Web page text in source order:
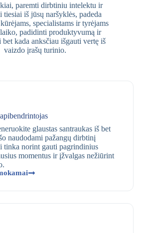
paremti dirbtiniu intelektu ir
tiesiai iš jūsų naršyklės, padeda
specialistams ir tyrėjams
padidinti produktyvumą ir
bet kada anksčiau išgauti vertę iš
vaizdo įrašų turinio.
glaustas santraukas iš bet
naudodami pažangų dirbtinį
tinka norint gauti pagrindinius
momentus ir įžvalgas nežiūrint